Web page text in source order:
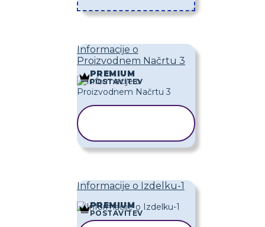
Informacije o
Proizvodnem Načrtu 3
PREMIUM
POSTAVITEV
Informacije o Izdelku-1
PREMIUM
POSTAVITEV